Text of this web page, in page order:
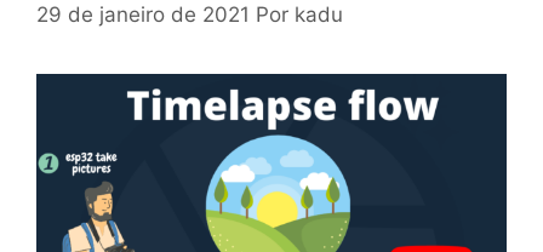
29 de janeiro de 2021 Por kadu